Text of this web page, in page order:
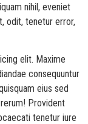
nihil, eveniet
odit, tenetur error,
elit. Maxime
consequuntur
eius sed
Provident
tenetur iure